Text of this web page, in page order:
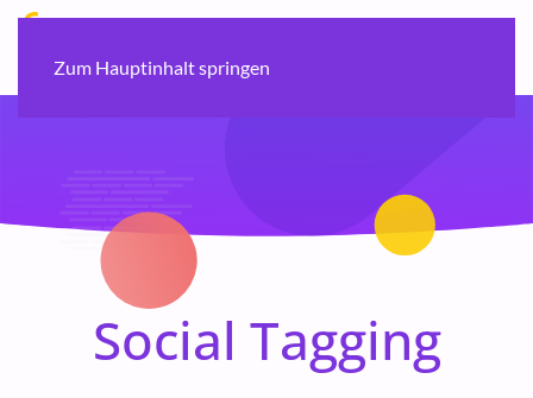
Zum Hauptinhalt springen
Social Tagging